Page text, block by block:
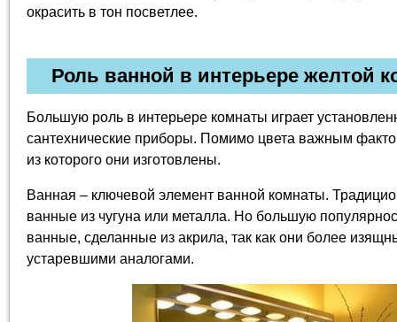
окрасить в тон посветлее.
Роль ванной в интерьере желтой
Большую роль в интерьере комнаты играет
сантехнические приборы. Помимо цвета важным
из которого они изготовлены.
Ванная – ключевой элемент ванной комнаты.
ванные из чугуна или металла. Но большую
ванные, сделанные из акрила, так как они более
устаревшими аналогами.